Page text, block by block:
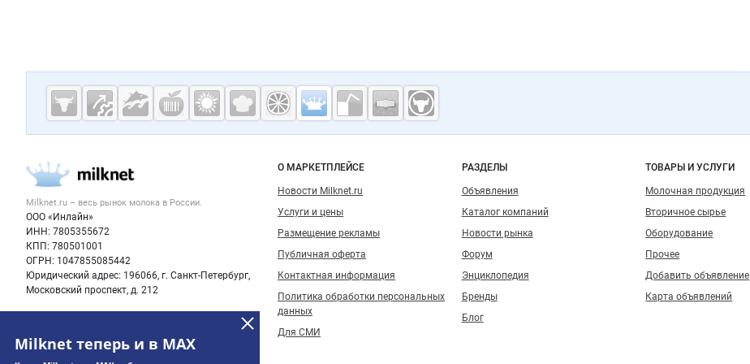
Milknet теперь и в MAX
Молочная
промышленность
Milknet.ru
Milknet.ru – весь рынок молока в России.
ООО «Инлайн»
ИНН: 7805355672
КПП: 780501001
ОГРН: 1047855085442
Юридический адрес: 196066, г. Санкт-Петербург,
Московский проспект, д. 212
О МАРКЕТПЛЕЙСЕ
Новости Milknet.ru
Услуги и цены
Размещение рекламы
Публичная оферта
Контактная информация
Политика обработки персональных
данных
Для СМИ
РАЗДЕЛЫ
Объявления
Каталог компаний
Новости рынка
Форум
Энциклопедия
Бренды
Блог
ТОВАРЫ И УСЛУГИ
Молочная продукция
Вторичное сырье
Оборудование
Прочее
Добавить объявление
Карта объявлений